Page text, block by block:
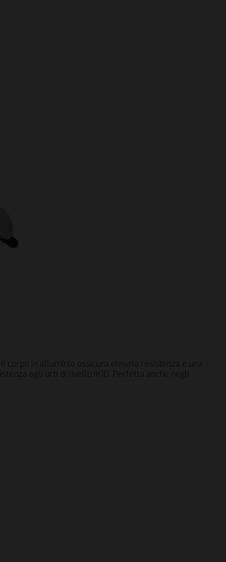
corpo in alluminio assicura elevata resistenza e una
agli urti di livello IK10. Perfetta anche negli